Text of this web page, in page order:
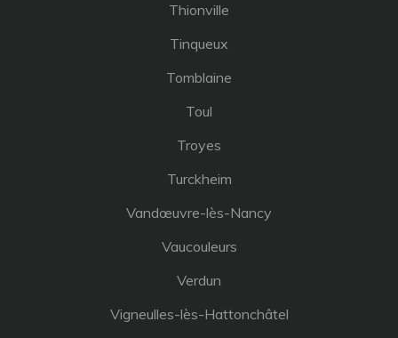
Thionville
Tinqueux
Tomblaine
Toul
Troyes
Turckheim
Vandœuvre-lès-Nancy
Vaucouleurs
Verdun
Vigneulles-lès-Hattonchâtel